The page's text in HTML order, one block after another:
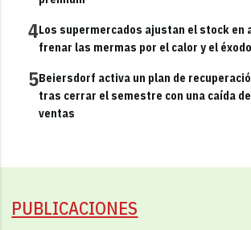
4Los supermercados ajustan el stock en
frenar las mermas por el calor y el
5Beiersdorf activa un plan de
tras cerrar el semestre con una caída
ventas
PUBLICACIONES